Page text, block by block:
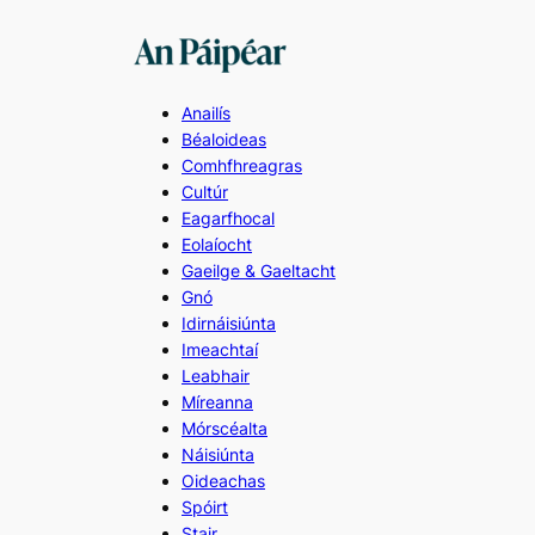
Anailís
Béaloideas
Comhfhreagras
Cultúr
Eagarfhocal
Eolaíocht
Gaeilge & Gaeltacht
Gnó
Idirnáisiúnta
Imeachtaí
Leabhair
Míreanna
Mórscéalta
Náisiúnta
Oideachas
Spóirt